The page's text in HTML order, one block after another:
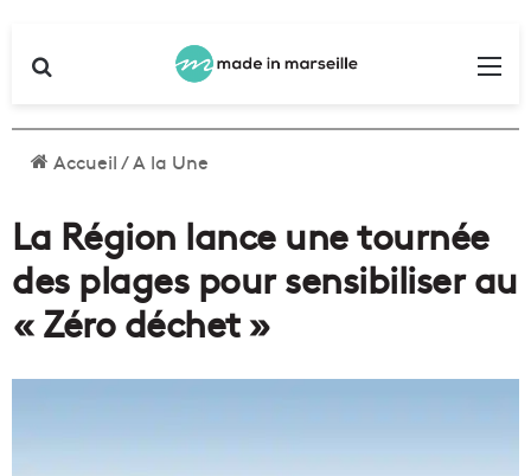
Accueil/A la Une
La Région lance une tournée
des plages pour sensibiliser au
« Zéro déchet »